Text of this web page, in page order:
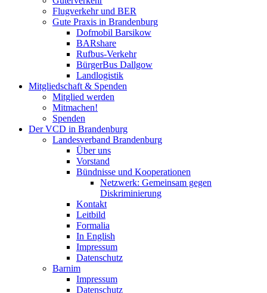
Flugverkehr und BER
Gute Praxis in Brandenburg
Dofmobil Barsikow
BARshare
Rufbus-Verkehr
BürgerBus Dallgow
Landlogistik
Mitgliedschaft & Spenden
Mitglied werden
Mitmachen!
Spenden
Der VCD in Brandenburg
Landesverband Brandenburg
Über uns
Vorstand
Bündnisse und Kooperationen
Netzwerk: Gemeinsam gegen
Diskriminierung
Kontakt
Leitbild
Formalia
In English
Impressum
Datenschutz
Barnim
Impressum
Datenschutz